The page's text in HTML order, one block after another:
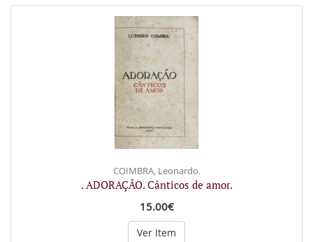
COIMBRA, Leonardo.
. ADORAÇÃO. Cânticos de amor.
15.00€
Ver Item